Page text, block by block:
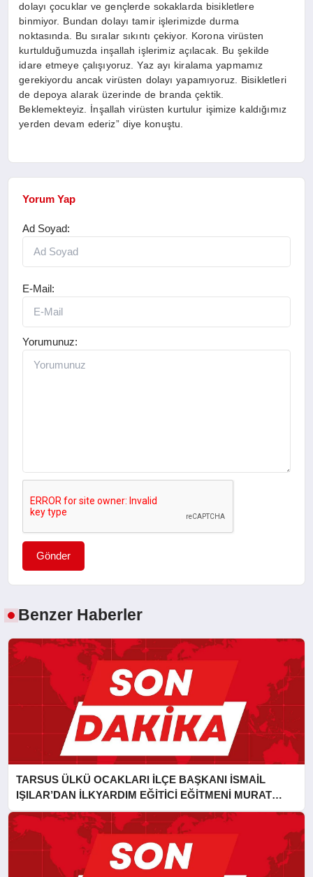
dolayı çocuklar ve gençlerde sokaklarda bisikletlere
binmiyor. Bundan dolayı tamir işlerimizde durma
noktasında. Bu sıralar sıkıntı çekiyor. Korona virüsten
kurtulduğumuzda inşallah işlerimiz açılacak. Bu şekilde
idare etmeye çalışıyoruz. Yaz ayı kiralama yapmamız
gerekiyordu ancak virüsten dolayı yapamıyoruz. Bisikletleri
de depoya alarak üzerinde de branda çektik.
Beklemekteyiz. İnşallah virüsten kurtulur işimize kaldığımız
yerden devam ederiz” diye konuştu.
Yorum Yap
Ad Soyad:
E-Mail:
Yorumunuz:
Gönder
Benzer Haberler
TARSUS ÜLKÜ OCAKLARI İLÇE BAŞKANI İSMAİL
IŞILAR’DAN İLKYARDIM EĞİTİCİ EĞİTMENİ MURAT
CAN FİDAN’A ZİYARET